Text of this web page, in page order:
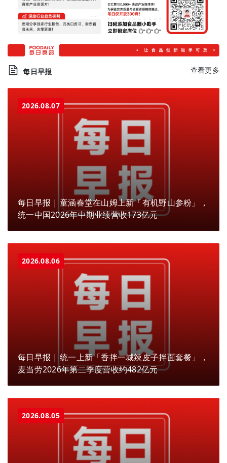
每日早报 查看更多
2026.08.07
每日早报 | 童涵春堂在山姆上新「有机野山参粉」，
统一中国2026年中期业绩营收173亿元
2026.08.06
每日早报 | 统一上新「香拌一城辣皮子拌面套餐」，
麦当劳2026年第二季度营收约482亿元
2026.08.05